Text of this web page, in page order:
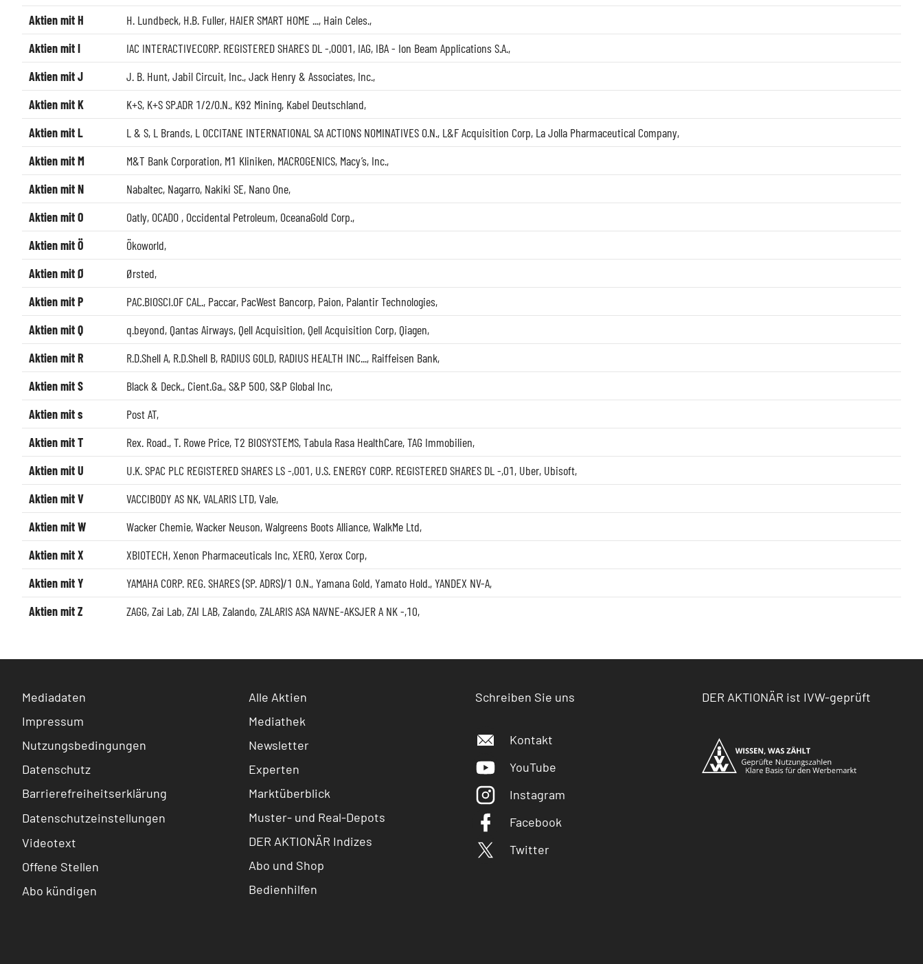
Aktien mit H
H. Lundbeck, H.B. Fuller, HAIER SMART HOME ..., Hain Celes.,
Aktien mit I
IAC INTERACTIVECORP. REGISTERED SHARES DL -,0001, IAG, IBA - Ion Beam Applications S.A.,
Aktien mit J
J. B. Hunt,Jabil Circuit, Inc.,Jack Henry & Associates, Inc.,
Aktien mit K
K+S, K+S SP.ADR 1/2/O.N., K92 Mining, Kabel Deutschland,
Aktien mit L
L & S, L Brands, L OCCITANE INTERNATIONAL SA ACTIONS NOMINATIVES O.N., L&F Acquisition Corp, La Jolla Pharmaceutical Company,
Aktien mit M
M&T Bank Corporation, M1 Kliniken, MACROGENICS, Macy’s, Inc.,
Aktien mit N
Nabaltec, Nagarro, Nakiki SE, Nano One,
Aktien mit O
Oatly, OCADO , Occidental Petroleum, OceanaGold Corp.,
Aktien mit Ö
Ökoworld,
Aktien mit Ø
Ørsted,
Aktien mit P
PAC.BIOSCI.OF CAL., Paccar, PacWest Bancorp, Paion, Palantir Technologies,
Aktien mit Q
q.beyond, Qantas Airways, Qell Acquisition, Qell Acquisition Corp, Qiagen,
Aktien mit R
R.D.Shell A, R.D.Shell B, RADIUS GOLD, RADIUS HEALTH INC..., Raiffeisen Bank,
Aktien mit S
Black & Deck., Cient.Ga.,S&P 500,S&P Global Inc,
Aktien mit s
Post AT,
Aktien mit T
Rex. Road.,T. Rowe Price,T2 BIOSYSTEMS,Tabula Rasa HealthCare,TAG Immobilien,
Aktien mit U
U.K. SPAC PLC REGISTERED SHARES LS -,001, U.S. ENERGY CORP. REGISTERED SHARES DL -,01, Uber, Ubisoft,
Aktien mit V
VACCIBODY AS NK,VALARIS LTD,Vale,
Aktien mit W
Wacker Chemie,Wacker Neuson,Walgreens Boots Alliance,WalkMe Ltd,
Aktien mit X
XBIOTECH,Xenon Pharmaceuticals Inc,XERO,Xerox Corp,
Aktien mit Y
YAMAHA CORP. REG. SHARES (SP. ADRS)/1 O.N.,Yamana Gold,Yamato Hold.,YANDEX NV-A,
Aktien mit Z
ZAGG,Zai Lab,ZAI LAB,Zalando,ZALARIS ASA NAVNE-AKSJER A NK -,10,
Mediadaten
Impressum
Nutzungsbedingungen
Datenschutz
Barrierefreiheitserklärung
Datenschutzeinstellungen
Videotext
Offene Stellen
Abo kündigen
Alle Aktien
Mediathek
Newsletter
Experten
Marktüberblick
Muster- und Real-Depots
DER AKTIONÄR Indizes
Abo und Shop
Bedienhilfen
Schreiben Sie uns
Kontakt
YouTube
Instagram
Facebook
Twitter
DER AKTIONÄR ist IVW-geprüft